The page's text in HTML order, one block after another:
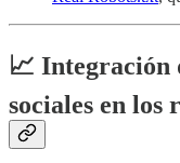
📈 Integración
sociales en los